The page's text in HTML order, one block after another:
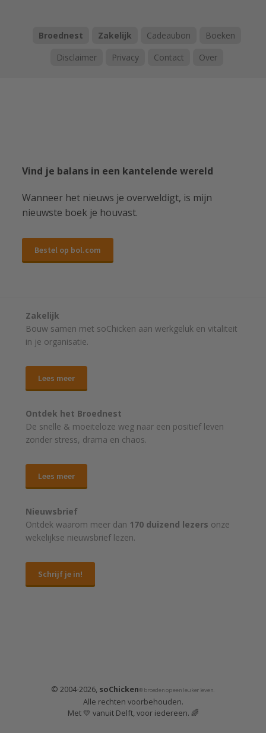
Broednest Zakelijk Cadeaubon
Boeken
Disclaimer
Privacy Contact Over
Vind je balans in een kantelende wereld
Wanneer het nieuws je overweldigt, is mijn
nieuwste boek je houvast.
Bestel op bol.com
Zakelijk
Bouw samen met soChicken aan werkgeluk en vitaliteit
in je organisatie.
Lees meer
Ontdek het Broednest
De snelle & moeiteloze weg naar een positief leven
zonder stress, drama en chaos.
Lees meer
Nieuwsbrief
Ontdek waarom meer dan 170 duizend lezers onze
wekelijkse nieuwsbrief lezen.
Schrijf je in!
© 2004-2026, soChicken® broeden op een leuker leven.
Alle rechten voorbehouden.
Met 💛 vanuit Delft, voor iedereen. 🌈